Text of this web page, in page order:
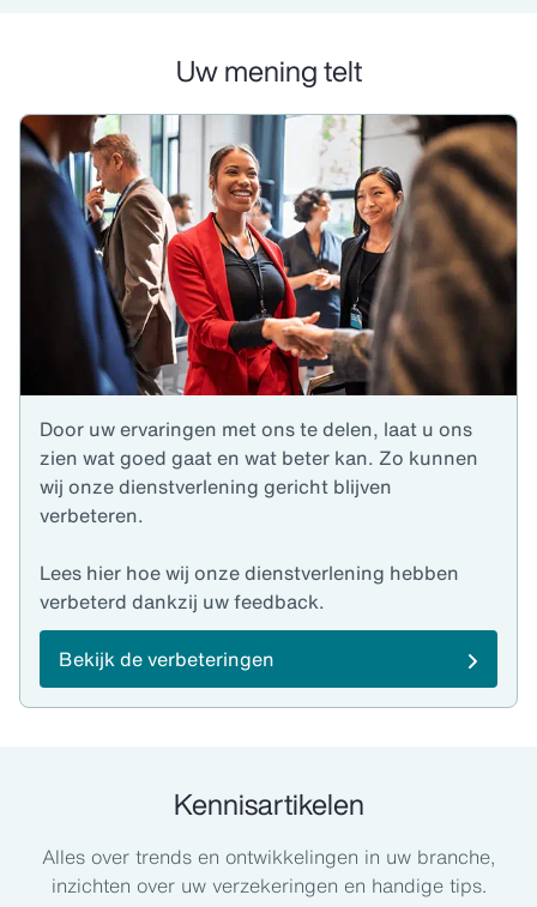
Uw mening telt
Door uw ervaringen met ons te delen, laat u ons
zien wat goed gaat en wat beter kan. Zo kunnen
wij onze dienstverlening gericht blijven
verbeteren.
Lees hier hoe wij onze dienstverlening hebben
verbeterd dankzij uw feedback.
Bekijk de verbeteringen
Kennisartikelen
Alles over trends en ontwikkelingen in uw branche,
inzichten over uw verzekeringen en handige tips.